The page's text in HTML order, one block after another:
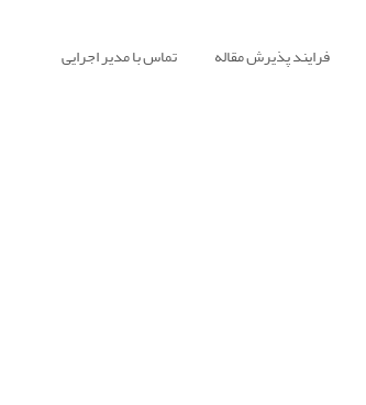
فرایند پذیرش مقاله تماس با مدیر اجرایی